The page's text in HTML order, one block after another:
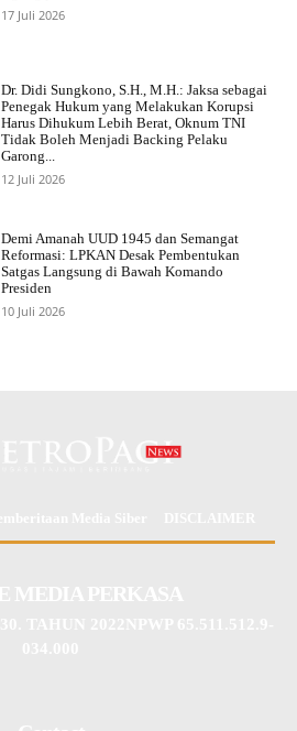
17 Juli 2026
Dr. Didi Sungkono, S.H., M.H.: Jaksa sebagai
Penegak Hukum yang Melakukan Korupsi
Harus Dihukum Lebih Berat, Oknum TNI
Tidak Boleh Menjadi Backing Pelaku
Garong...
12 Juli 2026
Demi Amanah UUD 1945 dan Semangat
Reformasi: LPKAN Desak Pembentukan
Satgas Langsung di Bawah Komando
Presiden
10 Juli 2026